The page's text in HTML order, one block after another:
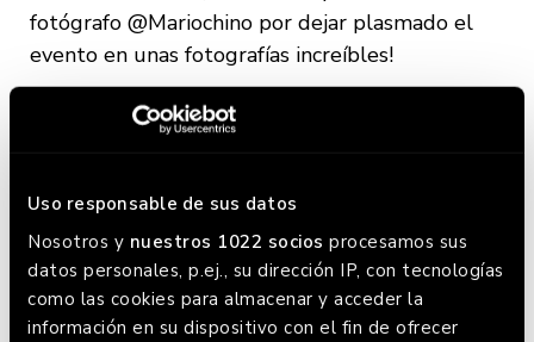
Uso responsable de sus datos
Nosotros y nuestros 1022 socios procesamos sus
datos personales, p.ej., su dirección IP, con tecnologías
como las cookies para almacenar y acceder la
información en su dispositivo con el fin de ofrecer
fotógrafo @Mariochino por dejar plasmado el
evento en unas fotografías increíbles!
Encantados con todos por habernos
acompañado en esta noche tan especial y al
con tanto cariño.
¡Aquí les dejamos unas cuantas fotos de esta
noche tan divertida!